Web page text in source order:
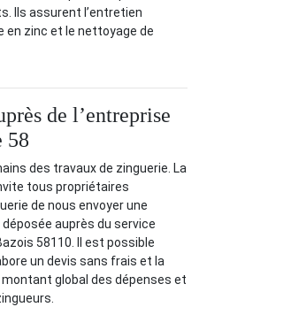
Ils assurent l’entretien
en zinc et le nettoyage de
de l’entreprise
58
des travaux de zinguerie. La
tous propriétaires
de nous envoyer une
auprès du service
58110. Il est possible
un devis sans frais et la
montant global des dépenses et